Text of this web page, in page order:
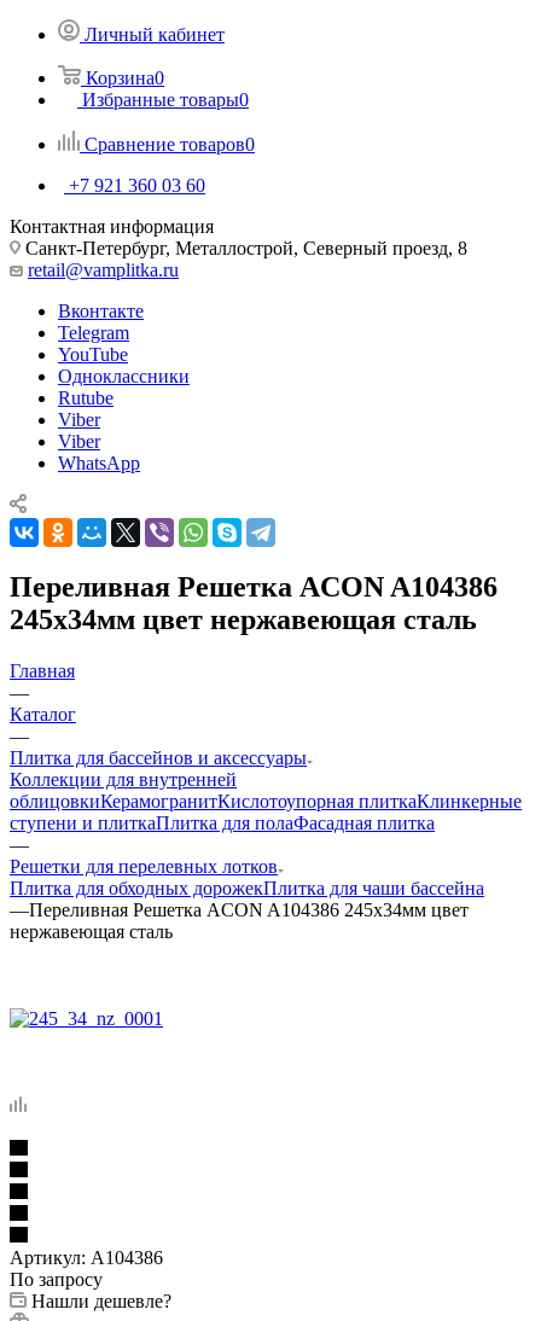
Личный кабинет
Корзина0
Избранные товары0
Сравнение товаров0
+7 921 360 03 60
Контактная информация
Санкт-Петербург, Металлострой, Северный проезд, 8
retail@vamplitka.ru
Вконтакте
Telegram
YouTube
Одноклассники
Rutube
Viber
Viber
WhatsApp
Переливная Решетка ACON A104386
245x34мм цвет нержавеющая сталь
Главная
—
Каталог
—
Плитка для бассейнов и аксессуары
Коллекции для внутренней
облицовкиКерамогранитКислотоупорная плиткаКлинкерные
ступени и плиткаПлитка для полаФасадная плитка
—
Решетки для перелевных лотков
Плитка для обходных дорожекПлитка для чаши бассейна
—Переливная Решетка ACON A104386 245x34мм цвет
нержавеющая сталь
Артикул: A104386
По запросу
Нашли дешевле?